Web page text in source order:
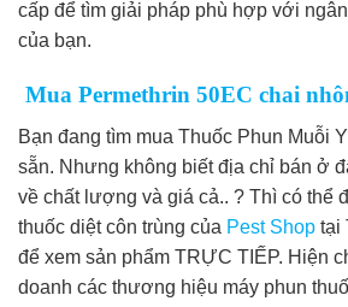
cấp để tìm giải pháp phù hợp với
của bạn.
Mua Permethrin 50EC chai
Bạn đang tìm mua Thuốc Phun Muỗi
sẵn. Nhưng không biết địa chỉ bán ở
về chất lượng và giá cả.. ? Thì có thể
thuốc diệt côn trùng của Pest Shop tại
để xem sản phẩm TRỰC TIẾP. Hiện
doanh các thương hiệu máy phun